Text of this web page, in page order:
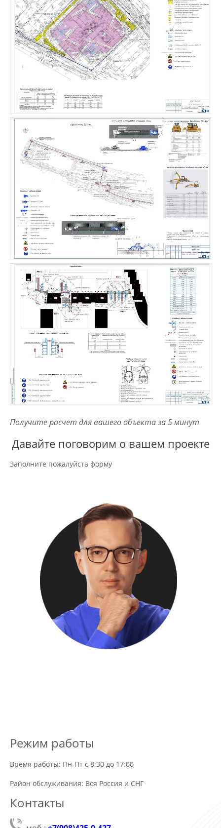
Получите расчет для вашего объекта за 5 минут
Давайте поговорим о вашем проекте
Заполните пожалуйста форму
Режим работы
Время работы: Пн-Пт с 8:30 до 17:00
Район обслуживания: Вся Россия и СНГ
Контакты